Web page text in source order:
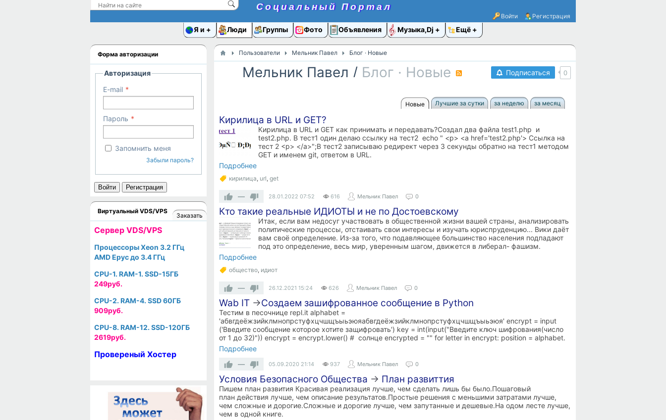
Социальный Портал
Войти Регистрация
Я и Люди Группы Фото Объявления Музыка,Dj Ещё
Пользователи Мельник Павел Блог · Новые
Подписаться 0
Мельник Павел / Блог · Новые RSS
Новые Лучшие за сутки за неделю за месяц
Кирилица в URL и GET?
Кирилица в URL и GET как принимать и передавать?Создал два файла test1.php и
test2.php. В тест1 один делаю ссылку на тест2 echo " <p> <a href='test2.php'> Ссылка на
тест 2 <p> </a>";В тест2 записываю редирект через 3 секунды обратно на тест1 методом
GET и именем git, ответом в URL.
Подробнее
кирилица, url, get
— 28.01.2022 07:52 616 Мельник Павел 0
Кто такие реальные ИДИОТЫ и не по Достоевскому
Итак, если вам недосуг участвовать в общественной жизни вашей страны, анализировать
политические процессы, отстаивать свои интересы и изучать юриспруденцию... Вики даёт
вам своё определение. Из-за того, что подавляющее большинство населения подпадают
под это определение, весь мир, уверенным шагом, движется в либерал- фашизм.
Подробнее
общество, идиот
— 26.12.2021 15:24 626 Мельник Павел 0
Wab IT →​Создаем зашифрованное сообщение в Python
Тестим в песочнице repl.it alphabet =
'абвгдеёжзийклмнопрстуфхцчшщъыьэюяабвгдеёжзийклмнопрстуфхцчшщъыьэюя' encrypt = input
('Введите сообщение которое хотите защифровать') key = int(input("Введите ключ шифрования(число
от 1 до 32)")) encrypt = encrypt.lower() # солнце encrypted = "" for letter in encrypt: position = alphabet.
Подробнее
—
05.09.2020 21:14 937 Мельник Павел 0
Условия Безопасного Общества → План развиттия
Пишем план развития Красивая реализация лучше, чем сделать лишь бы было.Пошаговый
план действия лучше, чем описание результатов.Простые решения с меньшими затратами лучше,
чем сложные и дорогие.Сложные и дорогие лучше, чем запутанные и дешевые.На одом лесте лучше,
чем в одной книге.
Форма авторизации
Авторизация
E-mail
Пароль
Запомнить меня
Забыли пароль?
Войти Регистрация
Виртуальный VDS/VPS
Заказать
Cервер VDS/VPS
Процессоры Xeon 3.2 ГГц
AMD Epyc до 3.4 ГГц
CPU-1. RAM-1. SSD-15ГБ
249руб.
CPU-2. RAM-4. SSD 60ГБ
909руб.
CPU-8. RAM-12. SSD-120ГБ
2619руб.
Провереный Хостер